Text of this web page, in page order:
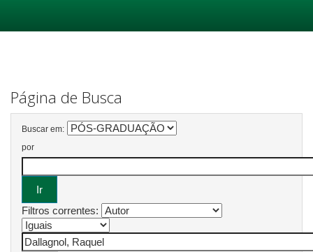
Página de Busca
Buscar em:
por
Filtros correntes: